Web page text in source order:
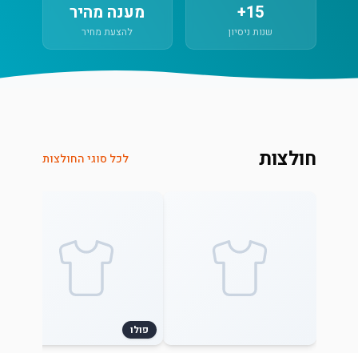
15+
שנות ניסיון
מענה מהיר
להצעת מחיר
חולצות לכל סוגי החולצות
פולו